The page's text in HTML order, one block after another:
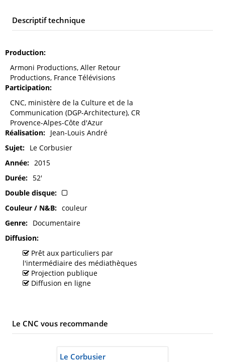
Descriptif technique
Production
Armoni Productions, Aller Retour
Productions, France Télévisions
Participation
CNC, ministère de la Culture et de la
Communication (DGP-Architecture), CR
Provence-Alpes-Côte d'Azur
Réalisation
Jean-Louis André
Sujet
Le Corbusier
Année
2015
Durée
52'
Double disque
Couleur / N&B
couleur
Genre
Documentaire
Diffusion
Prêt aux particuliers par
l'intermédiaire des médiathèques
Projection publique
Diffusion en ligne
Le CNC vous recommande
Le Corbusier